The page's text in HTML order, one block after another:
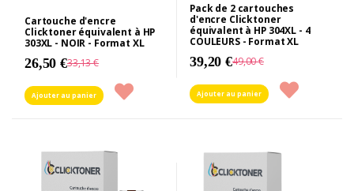
Cartouche d'encre
Clicktoner équivalent à HP
303XL - NOIR - Format XL
26,50 €33,13 €
Ajouter au panier
Pack de 2 cartouches
d'encre Clicktoner
équivalent à HP 304XL - 4
COULEURS - Format XL
39,20 €49,00 €
Ajouter au panier